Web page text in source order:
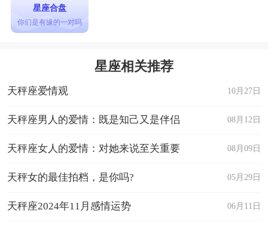
星座合盘
你们是有缘的一对吗
星座相关推荐
10月27日
天秤座爱情观
08月12日
天秤座男人的爱情：既是知己又是伴侣
08月09日
天秤座女人的爱情：对她来说至关重要
05月29日
天秤女的最佳拍档，是你吗?
06月11日
天秤座2024年11月感情运势